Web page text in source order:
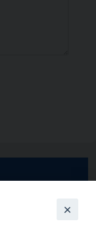
YouTube
Channel
Feed